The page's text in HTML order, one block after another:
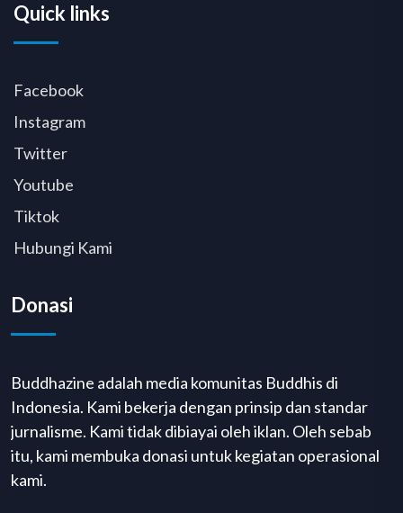
Quick links
Facebook
Instagram
Twitter
Youtube
Tiktok
Hubungi Kami
Donasi
Buddhazine adalah media komunitas Buddhis di
Indonesia. Kami bekerja dengan prinsip dan standar
jurnalisme. Kami tidak dibiayai oleh iklan. Oleh sebab
itu, kami membuka donasi untuk kegiatan operasional
kami.